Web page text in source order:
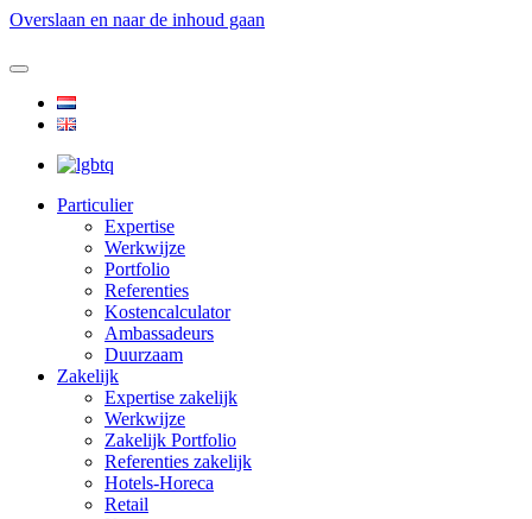
Overslaan en naar de inhoud gaan
Particulier
Expertise
Werkwijze
Portfolio
Referenties
Kostencalculator
Ambassadeurs
Duurzaam
Zakelijk
Expertise zakelijk
Werkwijze
Zakelijk Portfolio
Referenties zakelijk
Hotels-Horeca
Retail